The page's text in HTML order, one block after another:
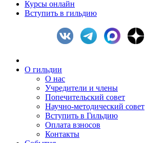
Курсы онлайн
Вступить в гильдию
О гильдии
О нас
Учредители и члены
Попечительский совет
Научно-методический совет
Вступить в Гильдию
Оплата взносов
Контакты